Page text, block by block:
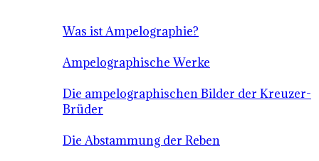
Was ist Ampelographie?
Ampelographische Werke
Die ampelographischen Bilder der Kreuzer-
Brüder
Die Abstammung der Reben